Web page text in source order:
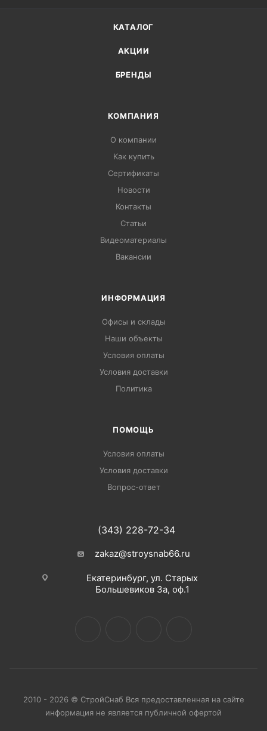
КАТАЛОГ
АКЦИИ
БРЕНДЫ
КОМПАНИЯ
О компании
Как купить
Сертификаты
Новости
Контакты
Статьи
Видеоматериалы
Вакансии
ИНФОРМАЦИЯ
Офисы и склады
Наши объекты
Условия оплаты
Условия доставки
Политика
ПОМОЩЬ
Условия оплаты
Условия доставки
Вопрос-ответ
(343) 228-72-34
zakaz@stroysnab66.ru
Екатеринбург, ул. Старых
Большевиков 3а, оф.1
2010 - 2026 © СтройСнаб Вся предоставленная на сайте
информация не является публичной офертой